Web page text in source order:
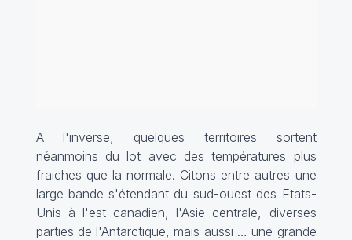
A l'inverse, quelques territoires sortent
néanmoins du lot avec des températures plus
fraiches que la normale. Citons entre autres une
large bande s'étendant du sud-ouest des Etats-
Unis à l'est canadien, l'Asie centrale, diverses
parties de l'Antarctique, mais aussi … une grande